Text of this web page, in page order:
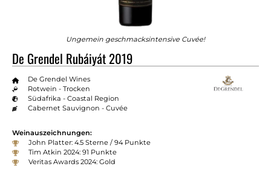
Ungemein geschmacksintensive Cuvée!
De Grendel Rubáiyát 2019
De Grendel Wines
Rotwein - Trocken
Südafrika - Coastal Region
Cabernet Sauvignon - Cuvée
Weinauszeichnungen:
John Platter: 4.5 Sterne / 94 Punkte
Tim Atkin 2024: 91 Punkte
Veritas Awards 2024: Gold